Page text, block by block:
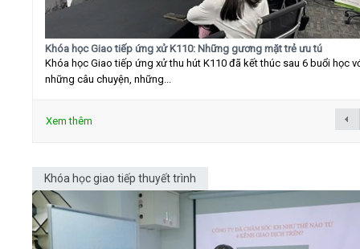
Khóa học Giao tiếp ứng xử K110: Những gương mặt trẻ ưu tú
Khóa học Giao tiếp ứng xử thu hút K110 đã kết thúc sau 6 buổi học
những câu chuyện, những...
Xem thêm
Khóa học giao tiếp thuyết trình